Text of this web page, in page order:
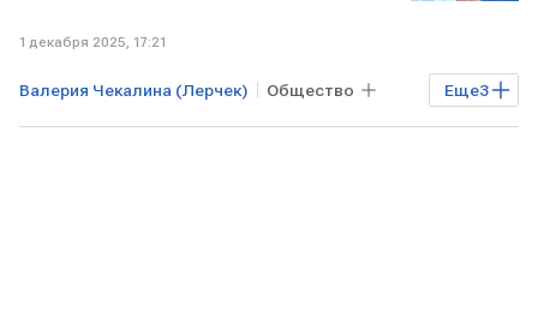
1 декабря 2025, 17:21
Еще3
Валерия Чекалина (Лерчек) Общество
ОАЭ МОСКВА Сбербанк